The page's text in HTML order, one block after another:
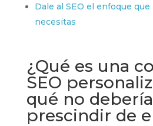
Dale al SEO el enfoque
necesitas
¿Qué es una
SEO
qué no
prescindir de